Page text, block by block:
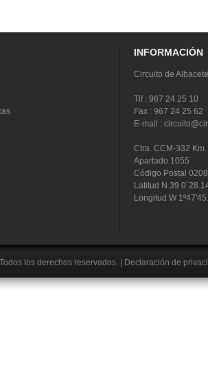
INFORMACIÓN
Circuito de Albacete
Tlf : 967 24 25 10
Fax : 967 24 25 62
E-mail :
Ctra. CCM-332
Apartado 1055
Código Postal
Latitud N 39
Longitud W
los derechos reservados. Declaración de